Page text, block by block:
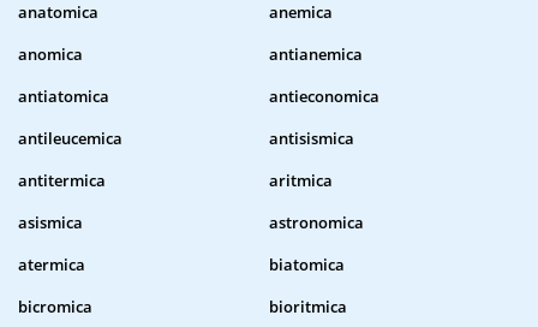
anatomica
anemica
anomica
antianemica
antiatomica
antieconomica
antileucemica
antisismica
antitermica
aritmica
asismica
astronomica
atermica
biatomica
bicromica
bioritmica